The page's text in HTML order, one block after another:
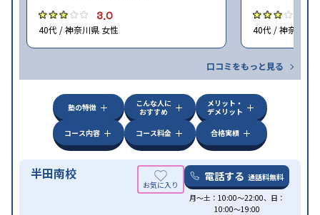
3.0
40代 / 神奈川県 女性 40代 / 神奈川県
口コミをもっと見る
塾の特徴
こんな人に
おすすめ
メリット・
デメリット
コース内容
コース料金 合格実績
半田南校 電話する 通話料無料
月〜土：10:00〜22:00、日：
10:00〜19:00